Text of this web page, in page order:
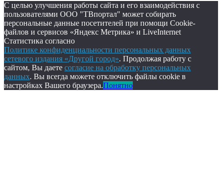
С целью улучшения работы сайта и его взаимодействия с
пользователями ООО "ТВпортал" может собирать
персональные данные посетителей при помощи Cookie-
файлов и сервисов «Яндекс Метрика» и LiveInternet
Статистика согласно
Политике конфиденциальности персональных данных
сетевого издания «Другой город». Продолжая работу с
сайтом, Вы даете согласие на обработку персональных
данных. Вы всегда можете отключить файлы cookie в
настройках Вашего браузера.Понятно